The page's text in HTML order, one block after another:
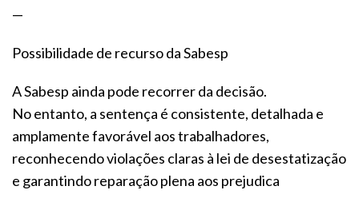
—
Possibilidade de recurso da Sabesp
A Sabesp ainda pode recorrer da decisão.
No entanto, a sentença é consistente, detalhada e
amplamente favorável aos trabalhadores,
reconhecendo violações claras à lei de desestatização
e garantindo reparação plena aos prejudica